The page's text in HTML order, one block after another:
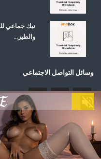
نيك جماعي
والطيز...
وسائل التواصل الاجتماعي
اشترك في صحيفتنا الإخبارية